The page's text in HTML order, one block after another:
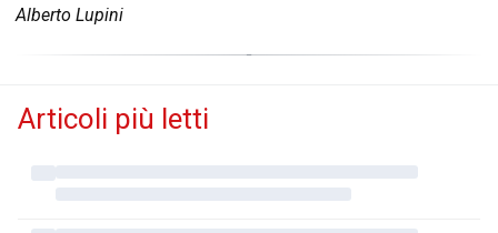
Alberto Lupini
Articoli più letti